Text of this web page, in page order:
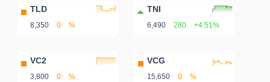
TLD
8,350 0 %
TNI
6,490 280 +4.51%
VC2
3,800 0 %
VCG
15,650 0 %
Truyền